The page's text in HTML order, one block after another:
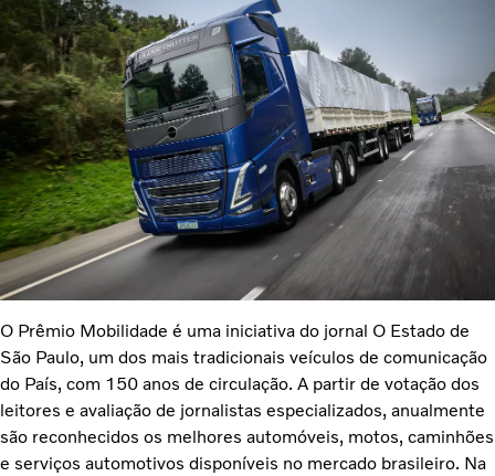
O Prêmio Mobilidade é uma iniciativa do jornal O Estado de
São Paulo, um dos mais tradicionais veículos de comunicação
do País, com 150 anos de circulação. A partir de votação dos
leitores e avaliação de jornalistas especializados, anualmente
são reconhecidos os melhores automóveis, motos, caminhões
e serviços automotivos disponíveis no mercado brasileiro. Na